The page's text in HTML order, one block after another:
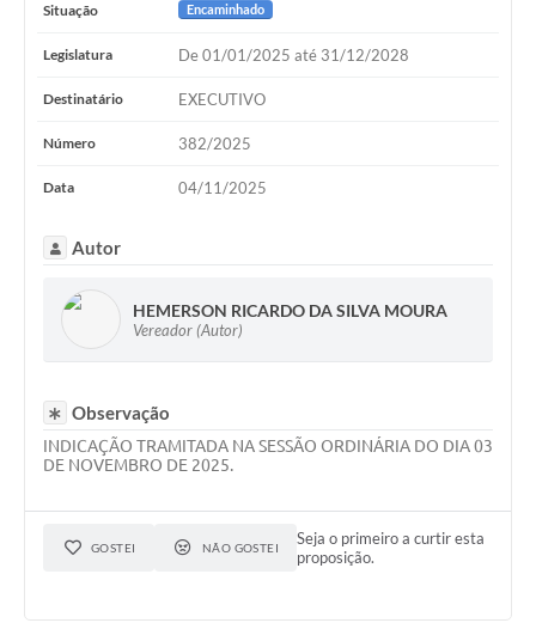
Agenda
WebMail
FAQ / Perguntas e Respostas Frequentes
Situação Encaminhado
Legislatura De 01/01/2025 até 31/12/2028
Destinatário EXECUTIVO
Número 382/2025
Data 04/11/2025
Autor
HEMERSON RICARDO DA SILVA MOURA
Vereador (Autor)
Observação
INDICAÇÃO TRAMITADA NA SESSÃO ORDINÁRIA DO DIA 03
DE NOVEMBRO DE 2025.
GOSTEI NÃO GOSTEI
Seja o primeiro a curtir esta
proposição.